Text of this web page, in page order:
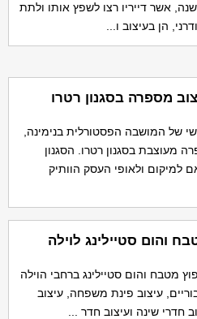
ישן כבן 30 שנה, אשר דייריו רצו לשפץ אותו ולתת
הן בעיצוב ו...
מספרה בסגנון רטרו
של המושבה הפסטורלית בנימינה,
מעוצבת בסגנון רטרו. הסגנון
למיקום ולאופי העסק הוותיק
והום סטיילינג לוילה
מטבח והום סטיילינג ברחבי הוילה
עיצוב פינת משפחה, עיצוב
חדרי שינה ועיצוב חדר ...